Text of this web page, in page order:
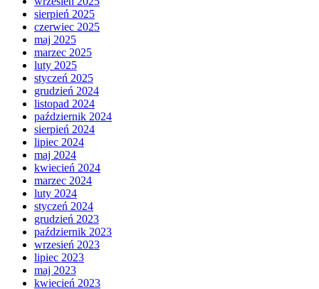
sierpień 2025
czerwiec 2025
maj 2025
marzec 2025
luty 2025
styczeń 2025
grudzień 2024
listopad 2024
październik 2024
sierpień 2024
lipiec 2024
maj 2024
kwiecień 2024
marzec 2024
luty 2024
styczeń 2024
grudzień 2023
październik 2023
wrzesień 2023
lipiec 2023
maj 2023
kwiecień 2023